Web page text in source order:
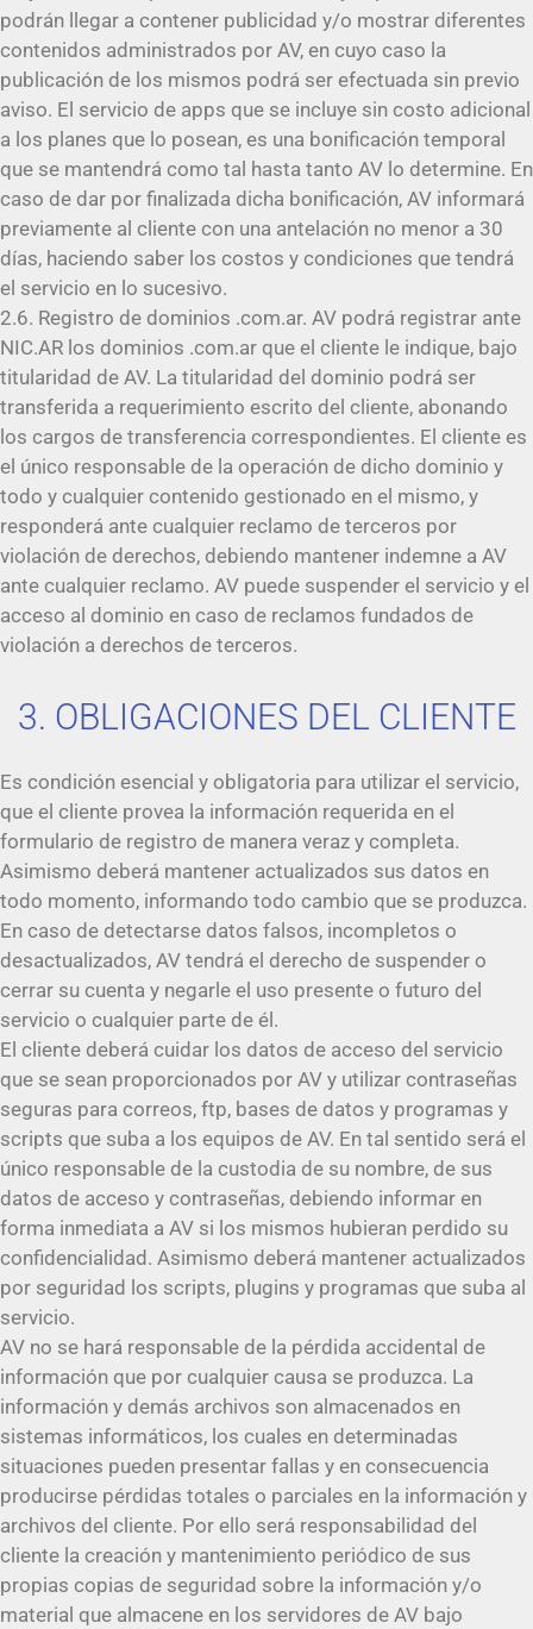
podrán llegar a contener publicidad y/o mostrar diferentes
contenidos administrados por AV, en cuyo caso la
publicación de los mismos podrá ser efectuada sin previo
aviso. El servicio de apps que se incluye sin costo adicional
a los planes que lo posean, es una bonificación temporal
que se mantendrá como tal hasta tanto AV lo determine. En
caso de dar por finalizada dicha bonificación, AV informará
previamente al cliente con una antelación no menor a 30
días, haciendo saber los costos y condiciones que tendrá
el servicio en lo sucesivo.
2.6. Registro de dominios .com.ar. AV podrá registrar ante
NIC.AR los dominios .com.ar que el cliente le indique, bajo
titularidad de AV. La titularidad del dominio podrá ser
transferida a requerimiento escrito del cliente, abonando
los cargos de transferencia correspondientes. El cliente es
el único responsable de la operación de dicho dominio y
todo y cualquier contenido gestionado en el mismo, y
responderá ante cualquier reclamo de terceros por
violación de derechos, debiendo mantener indemne a AV
ante cualquier reclamo. AV puede suspender el servicio y el
acceso al dominio en caso de reclamos fundados de
violación a derechos de terceros.
3. OBLIGACIONES DEL CLIENTE
Es condición esencial y obligatoria para utilizar el servicio,
que el cliente provea la información requerida en el
formulario de registro de manera veraz y completa.
Asimismo deberá mantener actualizados sus datos en
todo momento, informando todo cambio que se produzca.
En caso de detectarse datos falsos, incompletos o
desactualizados, AV tendrá el derecho de suspender o
cerrar su cuenta y negarle el uso presente o futuro del
servicio o cualquier parte de él.
El cliente deberá cuidar los datos de acceso del servicio
que se sean proporcionados por AV y utilizar contraseñas
seguras para correos, ftp, bases de datos y programas y
scripts que suba a los equipos de AV. En tal sentido será el
único responsable de la custodia de su nombre, de sus
datos de acceso y contraseñas, debiendo informar en
forma inmediata a AV si los mismos hubieran perdido su
confidencialidad. Asimismo deberá mantener actualizados
por seguridad los scripts, plugins y programas que suba al
servicio.
AV no se hará responsable de la pérdida accidental de
información que por cualquier causa se produzca. La
información y demás archivos son almacenados en
sistemas informáticos, los cuales en determinadas
situaciones pueden presentar fallas y en consecuencia
producirse pérdidas totales o parciales en la información y
archivos del cliente. Por ello será responsabilidad del
cliente la creación y mantenimiento periódico de sus
propias copias de seguridad sobre la información y/o
material que almacene en los servidores de AV bajo